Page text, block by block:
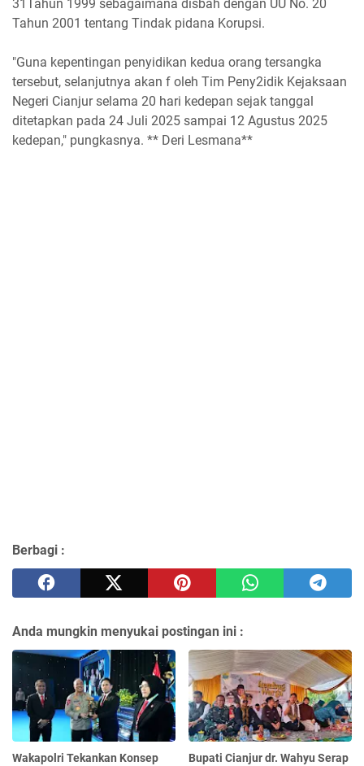
31Tahun 1999 sebagaimana disbah dengan UU No. 20
Tahun 2001 tentang Tindak pidana Korupsi.
"Guna kepentingan penyidikan kedua orang tersangka
tersebut, selanjutnya akan f oleh Tim Peny2idik Kejaksaan
Negeri Cianjur selama 20 hari kedepan sejak tanggal
ditetapkan pada 24 Juli 2025 sampai 12 Agustus 2025
kedepan," pungkasnya. ** Deri Lesmana**
Berbagi :
Anda mungkin menyukai postingan ini :
Wakapolri Tekankan Konsep
Bupati Cianjur dr. Wahyu Serap